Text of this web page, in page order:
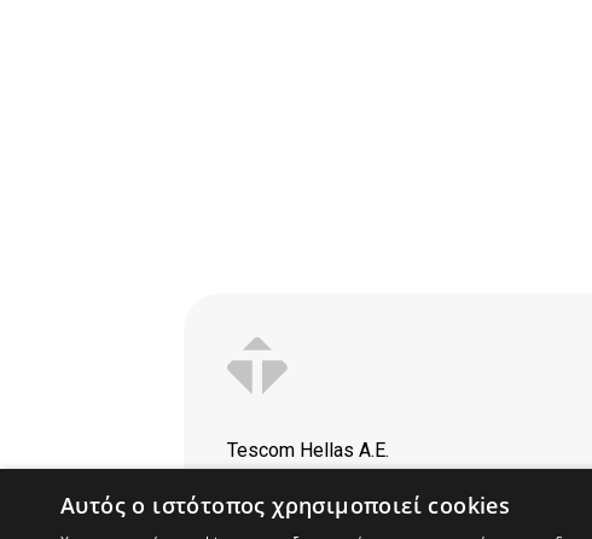
Tescom Hellas Α.Ε.
Βόλου 7, 18346,
Μοσχάτο
Αυτός ο ιστότοπος χρησιμοποιεί cookies